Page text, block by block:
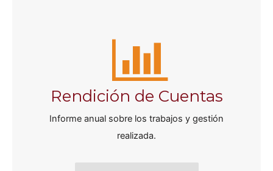
Rendición de Cuentas
Informe anual sobre los trabajos y gestión
realizada.